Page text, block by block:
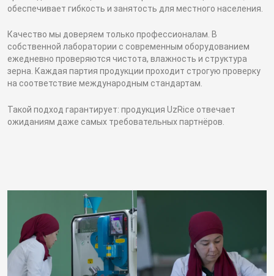
обеспечивает гибкость и занятость для местного населения.
Качество мы доверяем только профессионалам. В
собственной лаборатории с современным оборудованием
ежедневно проверяются чистота, влажность и структура
зерна. Каждая партия продукции проходит строгую проверку
на соответствие международным стандартам.
Такой подход гарантирует: продукция UzRice отвечает
ожиданиям даже самых требовательных партнёров.